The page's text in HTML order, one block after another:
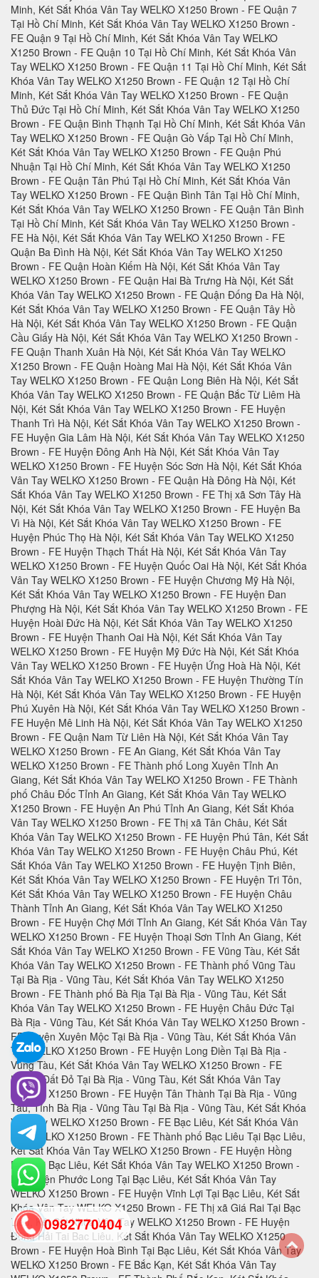
0982770404